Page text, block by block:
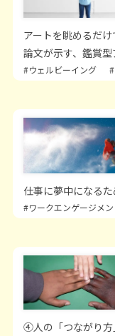
アートを眺めるだ
論文が示す、鑑賞
#ウェルビーイング
仕事に夢中になる
#ワークエンゲージメン
④人の「つながり方